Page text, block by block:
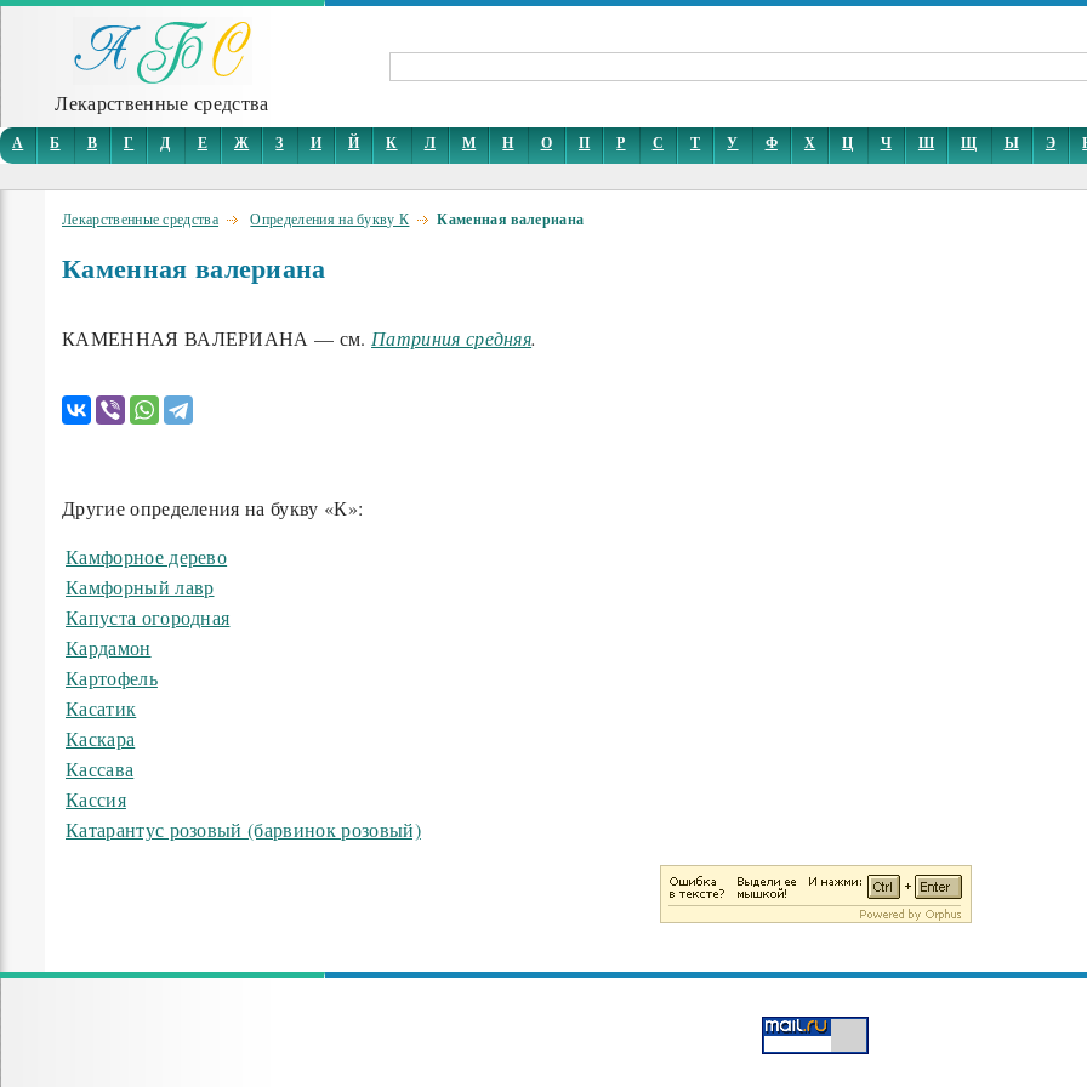
Лекарственные средства
А Б В Г Д Е Ж З И Й К Л М Н О П Р С Т У Ф Х Ц Ч Ш Щ Ы Э
Лекарственные средства Определения на букву К Каменная валериана
Каменная валериана
КАМЕННАЯ ВАЛЕРИАНА — см. Патриния средняя.
Другие определения на букву «К»:
Камфорное дерево
Камфорный лавр
Капуста огородная
Кардамон
Картофель
Касатик
Каскара
Кассава
Кассия
Катарантус розовый (барвинок розовый)